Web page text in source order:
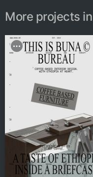
More projects in